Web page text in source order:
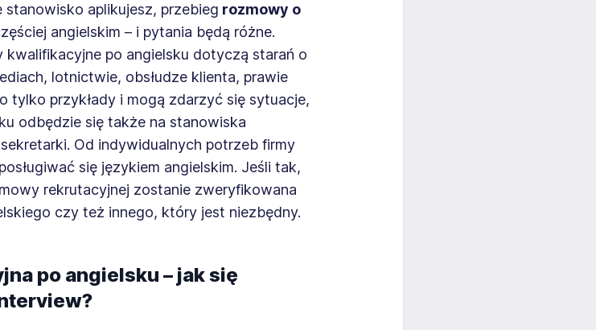
aplikujesz, przebieg rozmowy o
angielskim – i pytania będą różne.
kwalifikacyjne po angielsku dotyczą starań o
lotnictwie, obsłudze klienta, prawie
tylko przykłady i mogą zdarzyć się sytuacje,
odbędzie się także na stanowiska
Od indywidualnych potrzeb firmy
się językiem angielskim. Jeśli tak,
rekrutacyjnej zostanie zweryfikowana
czy też innego, który jest niezbędny.
po angielsku – jak się